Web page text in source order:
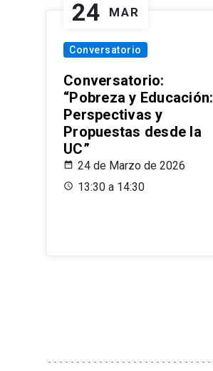
24 MAR
Conversatorio
Conversatorio:
“Pobreza y Educación:
Perspectivas y
Propuestas desde la
UC”
24 de Marzo de 2026
13:30 a 14:30